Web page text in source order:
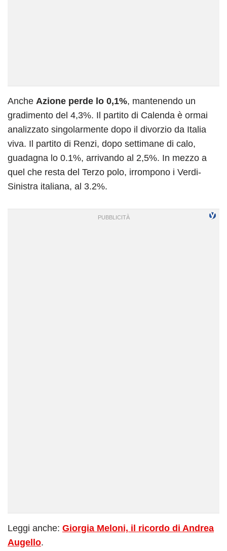
Anche Azione perde lo 0,1%, mantenendo un
gradimento del 4,3%. Il partito di Calenda è ormai
analizzato singolarmente dopo il divorzio da Italia
viva. Il partito di Renzi, dopo settimane di calo,
guadagna lo 0.1%, arrivando al 2,5%. In mezzo a
quel che resta del Terzo polo, irrompono i Verdi-
Sinistra italiana, al 3.2%.
Leggi anche: Giorgia Meloni, il ricordo di Andrea
Augello.